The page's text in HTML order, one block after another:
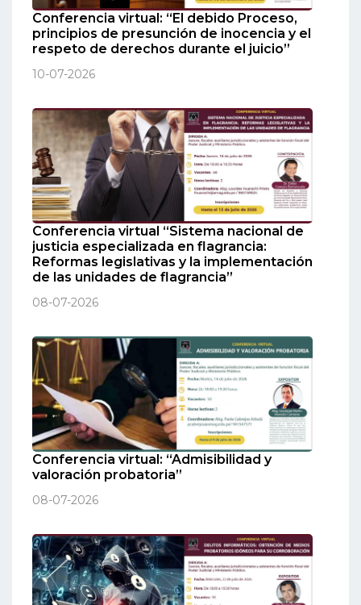
Conferencia virtual: “El debido Proceso,
principios de presunción de inocencia y el
respeto de derechos durante el juicio”
10-07-2026
Conferencia virtual “Sistema nacional de
justicia especializada en flagrancia:
Reformas legislativas y la implementación
de las unidades de flagrancia”
08-07-2026
Conferencia virtual: “Admisibilidad y
valoración probatoria”
08-07-2026